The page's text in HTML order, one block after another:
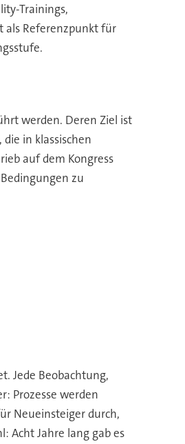
Trainings,
als Referenzpunkt für
werden. Deren Ziel ist
in klassischen
auf dem Kongress
zu
Jede Beobachtung,
Prozesse werden
Neueinsteiger durch,
Acht Jahre lang gab es